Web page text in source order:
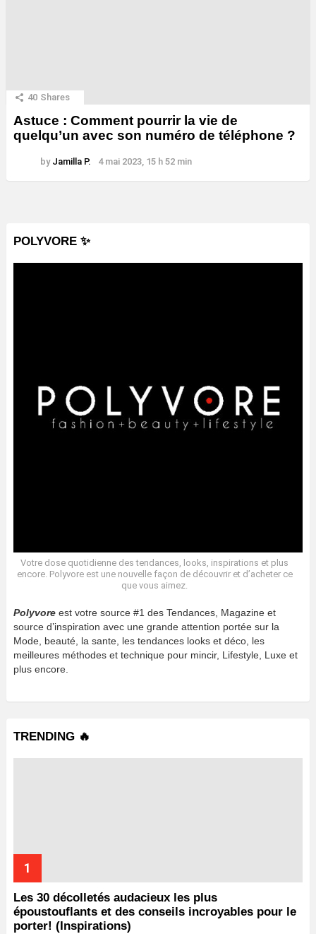
40 Shares
Astuce : Comment pourrir la vie de
quelqu’un avec son numéro de téléphone ?
by Jamilla P. 4 mai 2023, 15 h 52 min
POLYVORE ✨
Votre dose quotidienne des tendances, looks, inspirations et plus
encore. Polyvore est une nouvelle façon de découvrir et d’acheter ce
que vous aimez.
Polyvore est votre source #1 des Tendances, Magazine et
source d’inspiration avec une grande attention portée sur la
Mode, beauté, la sante, les tendances looks et déco, les
meilleures méthodes et technique pour mincir, Lifestyle, Luxe et
plus encore.
TRENDING 🔥
Les 30 décolletés audacieux les plus
époustouflants et des conseils incroyables pour le
porter! (Inspirations)